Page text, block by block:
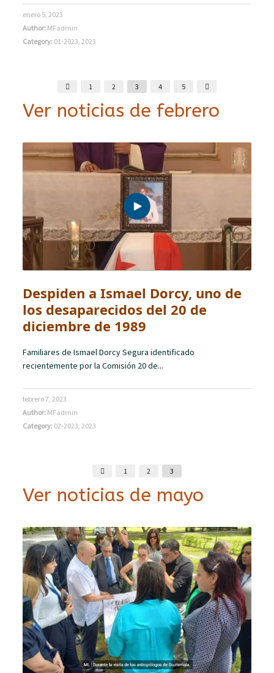
enero 5, 2023
Author: MFadmin
Category: 01-2023,2023
1 2 3 4 5
Ver noticias de febrero
Despiden a Ismael Dorcy, uno de
los desaparecidos del 20 de
diciembre de 1989
Familiares de Ismael Dorcy Segura identificado
recientemente por la Comisión 20 de...
febrero 7, 2023
Author: MFadmin
Category: 02-2023,2023
1 2 3
Ver noticias de mayo